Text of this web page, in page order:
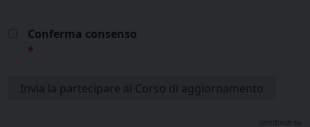
Conferma consenso
*
condividi su